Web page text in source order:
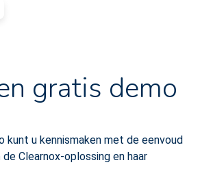
gratis demo
kunt u kennismaken met de eenvoud
Clearnox-oplossing en haar